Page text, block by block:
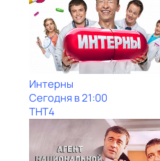
Интерны
Сегодня в 21:00
ТНТ4